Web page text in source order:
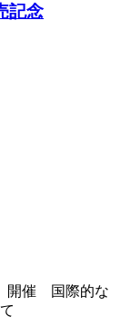
記念
開催 国際的な